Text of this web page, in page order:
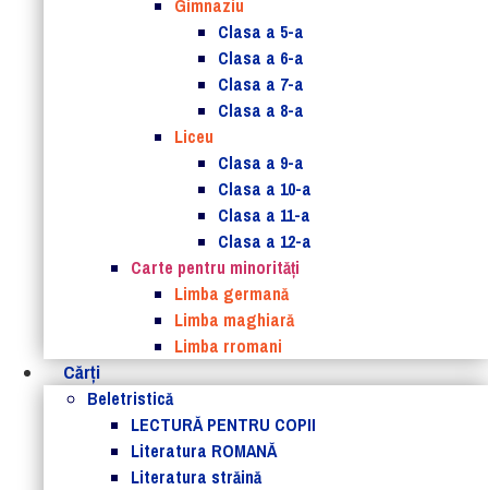
Gimnaziu
Clasa a 5-a
Clasa a 6-a
Clasa a 7-a
Clasa a 8-a
Liceu
Clasa a 9-a
Clasa a 10-a
Clasa a 11-a
Clasa a 12-a
Carte pentru minorităţi
Limba germană
Limba maghiară
Limba rromani
Cărţi
Beletristică
LECTURĂ PENTRU COPII
Literatura ROMANĂ
Literatura străină